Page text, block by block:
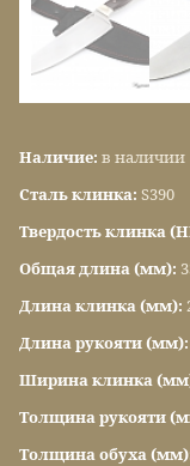
Наличие: в наличии
Сталь клинка: S390
Твердость клинка
Общая длина (мм):
Длина клинка (мм):
Длина рукояти (мм):
Ширина клинка
Толщина рукояти
Толщина обуха